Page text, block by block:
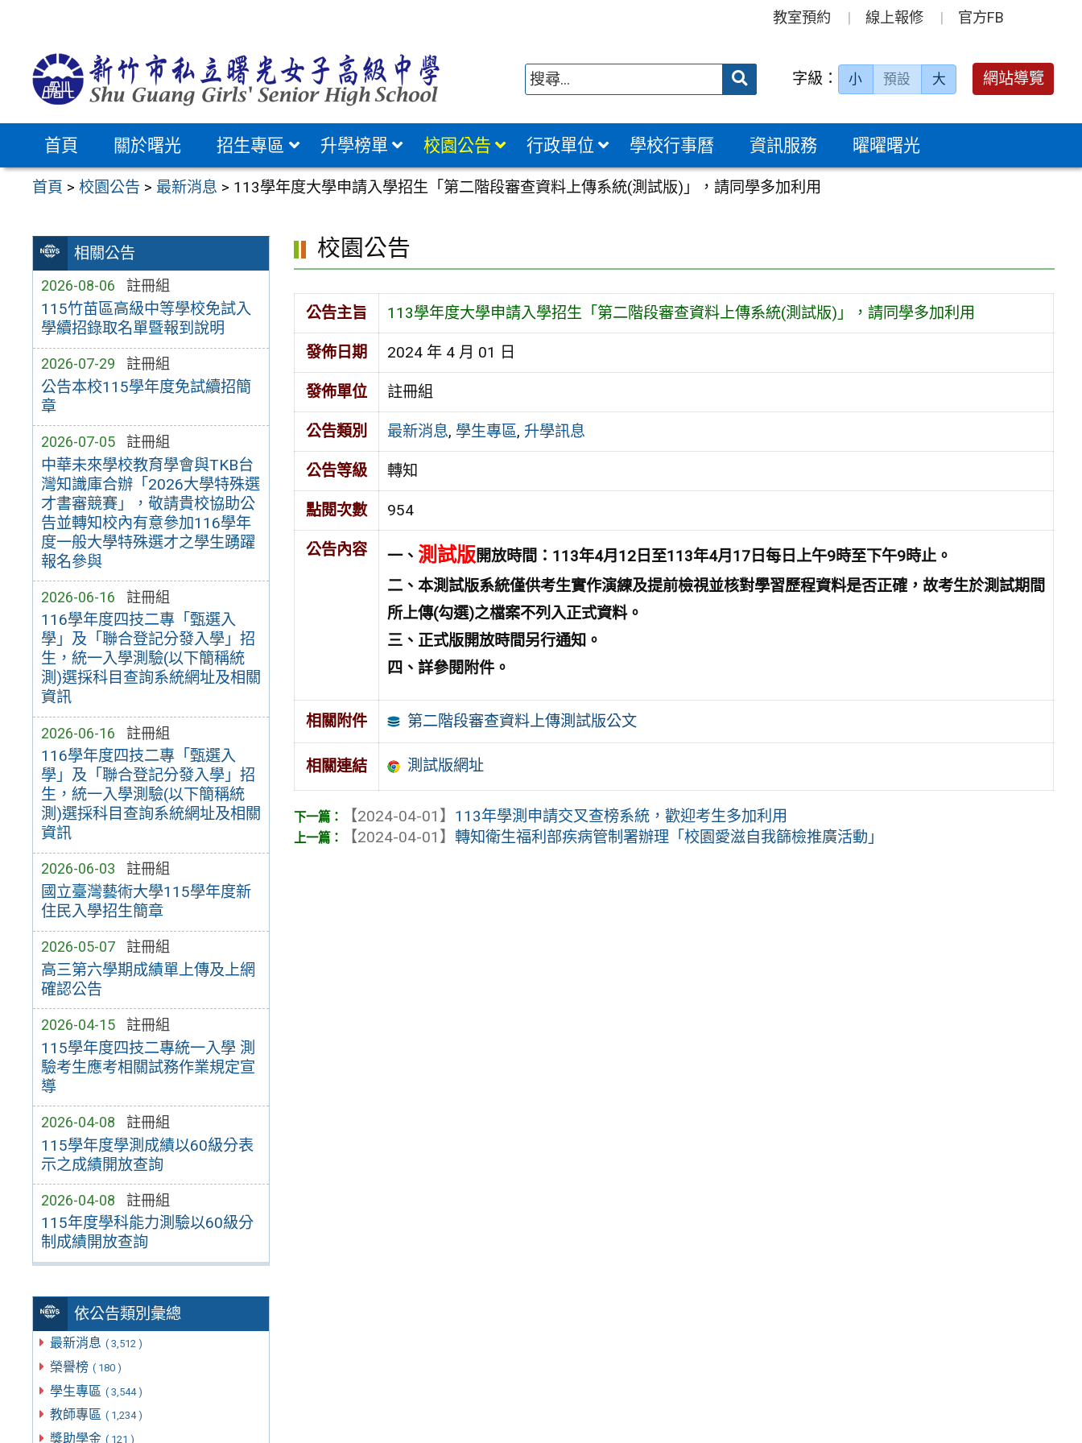
教室預約 線上報修 官方FB
送出 字級： 小 預設 大 網站導覽
首頁 關於曙光 招生專區 升學榜單 校園公告 行政單位 學校行事曆 資訊服務 曜曜曙光
首頁 >校園公告 > 最新消息 > 113學年度大學申請入學招生「第二階段審查資料上傳系統(測試版)」，請同學多加利用
相關公告
2026-08-06 註冊組
115竹苗區高級中等學校免試入
學續招錄取名單暨報到說明
2026-07-29 註冊組
公告本校115學年度免試續招簡
章
2026-07-05 註冊組
中華未來學校教育學會與TKB台
灣知識庫合辦「2026大學特殊選
才書審競賽」，敬請貴校協助公
告並轉知校內有意參加116學年
度一般大學特殊選才之學生踴躍
報名參與
2026-06-16 註冊組
116學年度四技二專「甄選入
學」及「聯合登記分發入學」招
生，統一入學測驗(以下簡稱統
測)選採科目查詢系統網址及相關
資訊
2026-06-16 註冊組
116學年度四技二專「甄選入
學」及「聯合登記分發入學」招
生，統一入學測驗(以下簡稱統
測)選採科目查詢系統網址及相關
資訊
2026-06-03 註冊組
國立臺灣藝術大學115學年度新
住民入學招生簡章
2026-05-07 註冊組
高三第六學期成績單上傳及上網
確認公告
2026-04-15 註冊組
115學年度四技二專統一入學 測
驗考生應考相關試務作業規定宣
導
2026-04-08 註冊組
115學年度學測成績以60級分表
示之成績開放查詢
2026-04-08 註冊組
115年度學科能力測驗以60級分
制成績開放查詢
依公告類別彙總
最新消息 ( 3,512 )
榮譽榜 ( 180 )
學生專區 ( 3,544 )
教師專區 ( 1,234 )
獎助學金 ( 121 )
校園公告
公告主旨 113學年度大學申請入學招生「第二階段審查資料上傳系統(測試版)」，請同學多加利用
發佈日期 2024 年 4 月 01 日
發佈單位 註冊組
公告類別 最新消息, 學生專區, 升學訊息
公告等級 轉知
點閱次數 954
公告內容 一、 測試版開放時間：113年4月12日至113年4月17日每日上午9時至下午9時止。
二、本測試版系統僅供考生實作演練及提前檢視並核對學習歷程資料是否正確，故考生於測試期間
所上傳(勾選)之檔案不列入正式資料。
三、正式版開放時間另行通知。
四、詳參閱附件。
相關附件 第二階段審查資料上傳測試版公文
相關連結 測試版網址
【2024-04-01】 113年學測申請交叉查榜系統，歡迎考生多加利用
【2024-04-01】轉知衛生福利部疾病管制署辦理「校園愛滋自我篩檢推廣活動」